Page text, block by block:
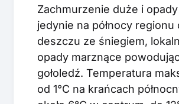
Zachmurzenie duże i
jedynie na północy regionu
deszczu ze śniegiem,
opady marznące
gołoledź. Temperatura
od 1°C na krańcach